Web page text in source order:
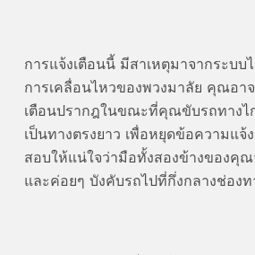
การแจ้งเตือนนี้ มีสาเหตุมาจากระบบ
การเคลื่อนไหวของพวงมาลัย คุณอา
เตือนปรากฎในขณะที่คุณขับรถทาง
เป็นทางตรงยาว เพื่อหยุดข้อความแจ้
สอบให้แน่ใจว่ามือทั้งสองข้างของคุ
และค่อยๆ บังคับรถไปที่กึ่งกลางช่องท